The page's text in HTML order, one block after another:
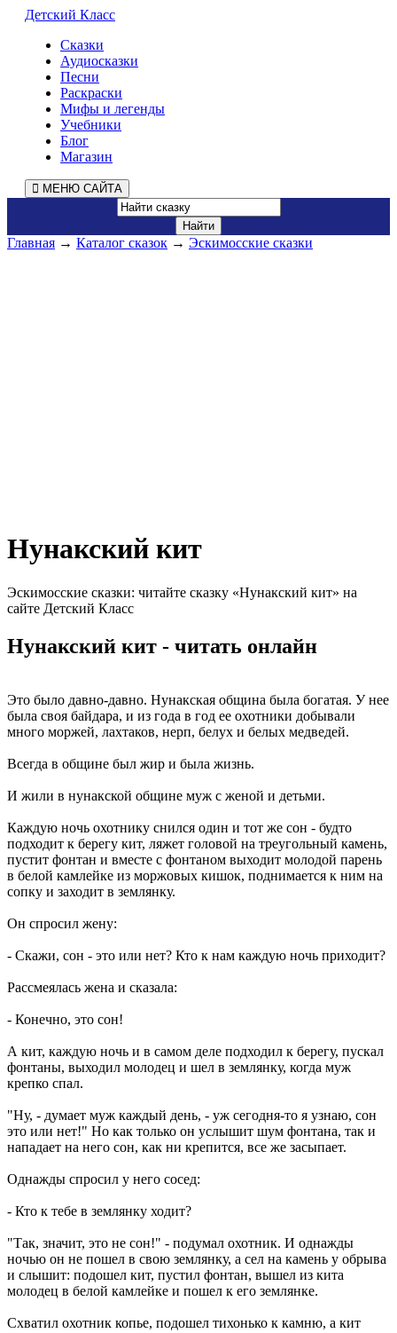
Детский Класс
Сказки
Аудиосказки
Песни
Раскраски
Мифы и легенды
Учебники
Блог
Магазин
МЕНЮ САЙТА
Главная → Каталог сказок → Эскимосские сказки
Нунакский кит
Эскимосские сказки: читайте сказку «Нунакский кит» на
сайте Детский Класс
Нунакский кит - читать онлайн
Это было давно-давно. Нунакская община была богатая. У нее
была своя байдара, и из года в год ее охотники добывали
много моржей, лахтаков, нерп, белух и белых медведей.
Всегда в общине был жир и была жизнь.
И жили в нунакской общине муж с женой и детьми.
Каждую ночь охотнику снился один и тот же сон - будто
подходит к берегу кит, ляжет головой на треугольный камень,
пустит фонтан и вместе с фонтаном выходит молодой парень
в белой камлейке из моржовых кишок, поднимается к ним на
сопку и заходит в землянку.
Он спросил жену:
- Скажи, сон - это или нет? Кто к нам каждую ночь приходит?
Рассмеялась жена и сказала:
- Конечно, это сон!
А кит, каждую ночь и в самом деле подходил к берегу, пускал
фонтаны, выходил молодец и шел в землянку, когда муж
крепко спал.
"Ну, - думает муж каждый день, - уж сегодня-то я узнаю, сон
это или нет!" Но как только он услышит шум фонтана, так и
нападает на него сон, как ни крепится, все же засыпает.
Однажды спросил у него сосед:
- Кто к тебе в землянку ходит?
"Так, значит, это не сон!" - подумал охотник. И однажды
ночью он не пошел в свою землянку, а сел на камень у обрыва
и слышит: подошел кит, пустил фонтан, вышел из кита
молодец в белой камлейке и пошел к его землянке.
Схватил охотник копье, подошел тихонько к камню, а кит